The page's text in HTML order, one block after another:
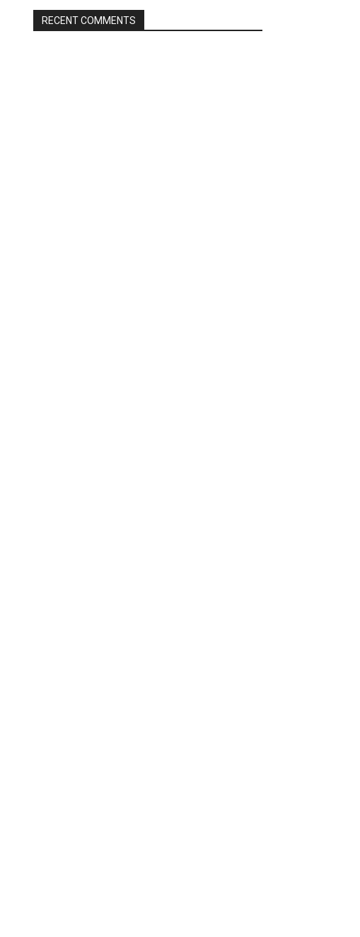
RECENT COMMENTS